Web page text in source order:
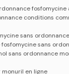
fosfomycine
conditions
sans
sans
sans ordonnance
en ligne